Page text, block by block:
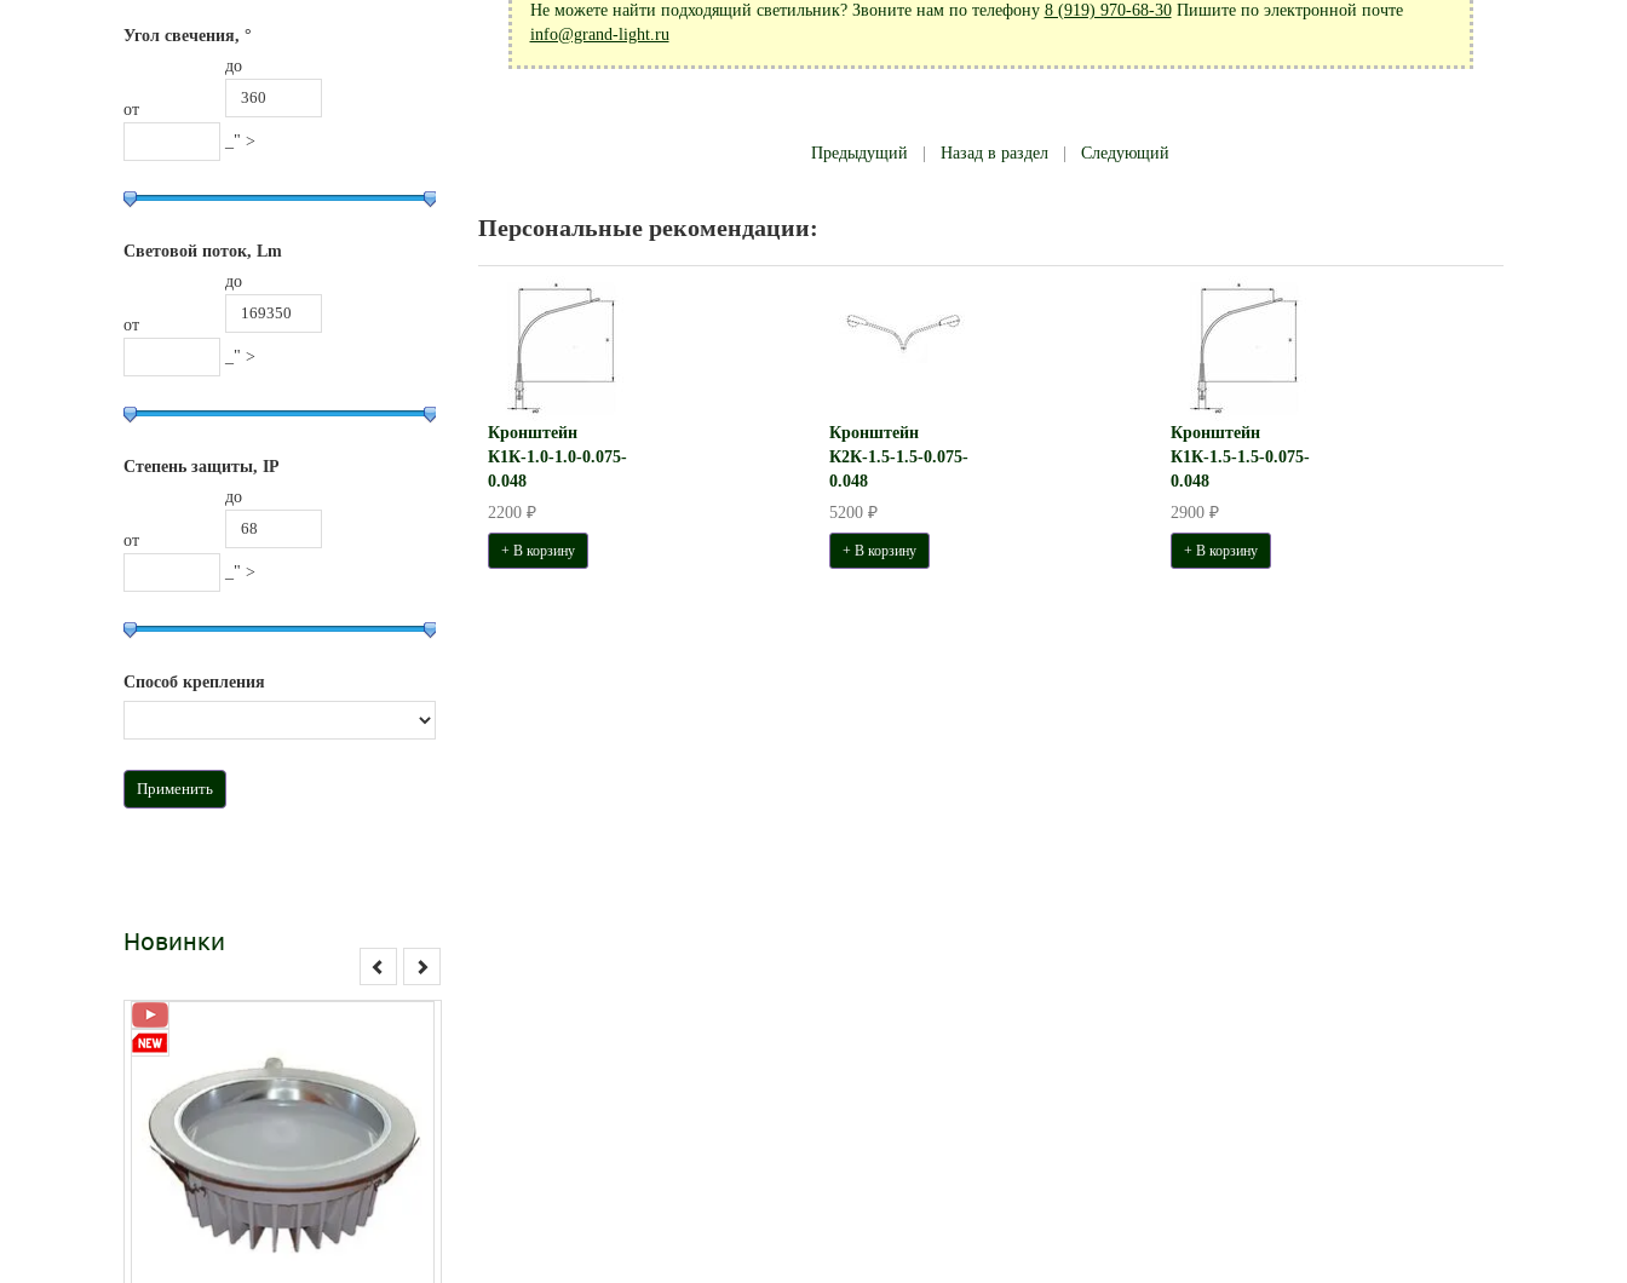
Угол свечения, °
от
до
_" >
Световой поток, Lm
от
до
_" >
Степень защиты, IP
от
до
_" >
Способ крепления
Новинки
Не можете найти подходящий светильник? Звоните нам по телефону 8 (919) 970-68-30Пишите по электронной почте
info@grand-light.ru
Предыдущий |Назад в раздел |Следующий
Персональные рекомендации:
Кронштейн
К1К-1.0-1.0-0.075-
0.048
2200 ₽
+ В корзину
Кронштейн
К2К-1.5-1.5-0.075-
0.048
5200 ₽
+ В корзину
Кронштейн
К1К-1.5-1.5-0.075-
0.048
2900 ₽
+ В корзину